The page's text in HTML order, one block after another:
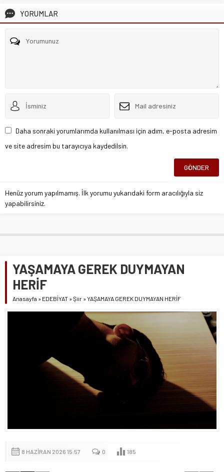
YORUMLAR
Daha sonraki yorumlarımda kullanılması için adım, e-posta adresim
ve site adresim bu tarayıcıya kaydedilsin.
Henüz yorum yapılmamış. İlk yorumu yukarıdaki form aracılığıyla siz
yapabilirsiniz.
YAŞAMAYA GEREK DUYMAYAN
HERİF
Anasayfa » EDEBİYAT »Şiir »YAŞAMAYA GEREK DUYMAYAN HERİF
8 HAZIRAN 2026 15:57 0 185